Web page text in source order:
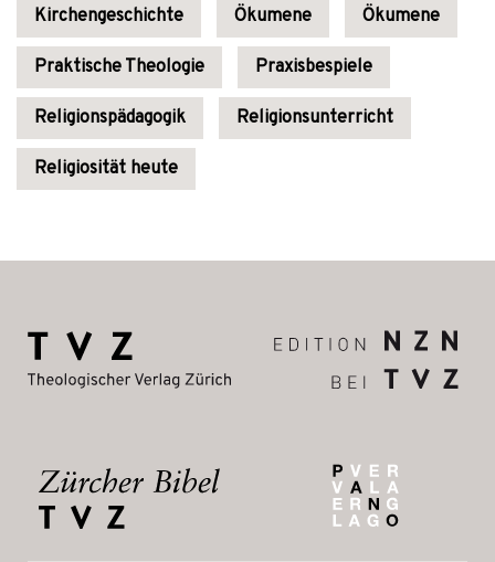
Kirchengeschichte Ökumene Ökumene
Praktische Theologie Praxisbespiele
Religionspädagogik Religionsunterricht
Religiosität heute